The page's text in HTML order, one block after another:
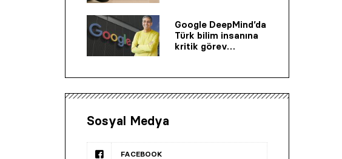
Google DeepMind’da
Türk bilim insanına
kritik görev…
Sosyal Medya
FACEBOOK